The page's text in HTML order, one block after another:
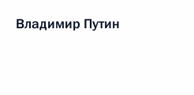
Владимир Путин